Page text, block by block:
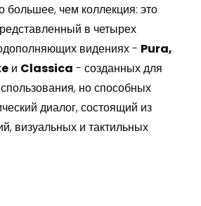
большее, чем коллекция: это
в четырех
видениях - Pura,
и Classica - созданных для
но способных
диалог, состоящий из
визуальных и тактильных